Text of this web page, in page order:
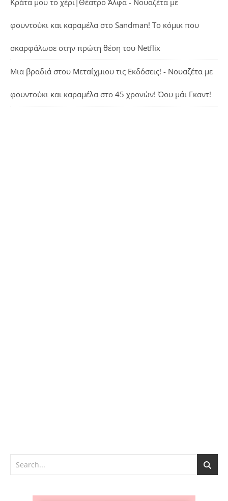
Κράτα μου το χέρι|Θέατρο Άλφα - Νουαζέτα με
φουντούκι και καραμέλα στο Sandman! Το κόμικ που
σκαρφάλωσε στην πρώτη θέση του Netflix
Μια βραδιά στου Μεταίχμιου τις Εκδόσεις! - Νουαζέτα με
φουντούκι και καραμέλα στο 45 χρονών! Όου μάι Γκαντ!